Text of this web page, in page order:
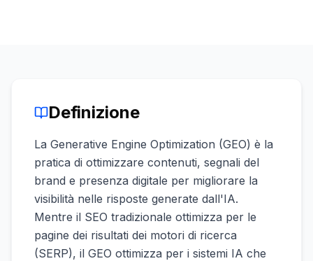
ANALIZZA
e
analisi
Definizione
La Generative Engine Optimization (GEO) è la
pratica di ottimizzare contenuti, segnali del
brand e presenza digitale per migliorare la
visibilità nelle risposte generate dall'IA.
Mentre il SEO tradizionale ottimizza per le
pagine dei risultati dei motori di ricerca
(SERP), il GEO ottimizza per i sistemi IA che